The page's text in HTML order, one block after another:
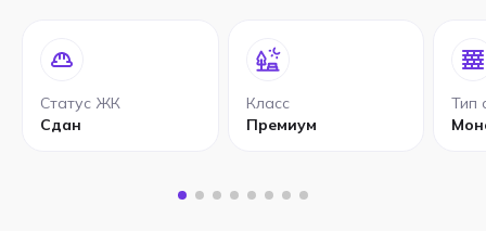
Статус ЖК
Сдан
Класс
Премиум
Тип